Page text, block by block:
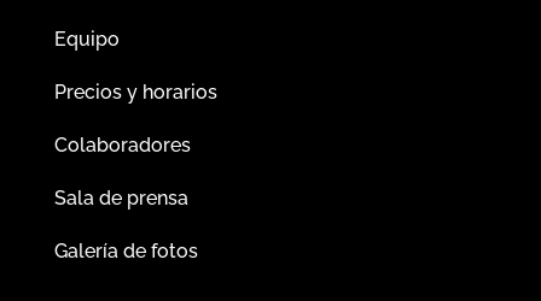
Equipo
Precios y horarios
Colaboradores
Sala de prensa
Galería de fotos